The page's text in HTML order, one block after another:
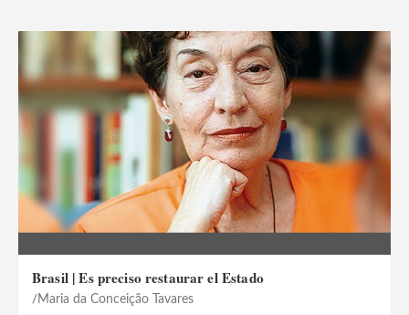
Brasil | Es preciso restaurar el Estado
Maria da Conceição Tavares